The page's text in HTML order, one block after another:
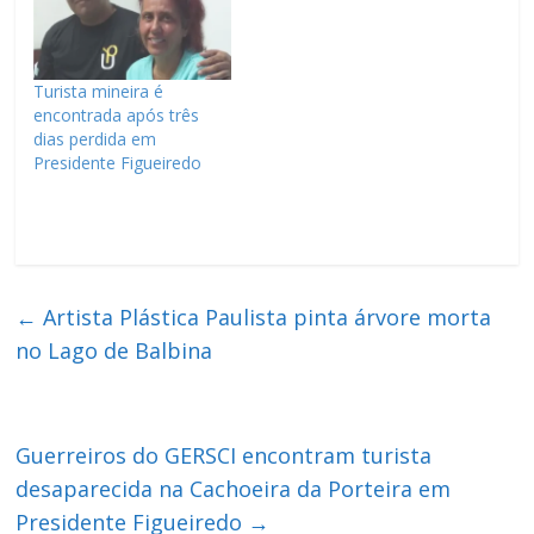
Turista mineira é
encontrada após três
dias perdida em
Presidente Figueiredo
← Artista Plástica Paulista pinta árvore morta
no Lago de Balbina
Guerreiros do GERSCI encontram turista
desaparecida na Cachoeira da Porteira em
Presidente Figueiredo →